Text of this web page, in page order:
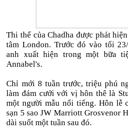
Thi thể của Chadha được phát
tâm London. Trước đó vào tối
anh xuất hiện trong một bữa
Annabel's.
Chỉ mới 8 tuần trước, triệu phú
làm đám cưới với vị hôn thê là
một người mẫu nổi tiếng. Hôn lễ
sạn 5 sao JW Marriott Grosvenor
dài suốt một tuần sau đó.